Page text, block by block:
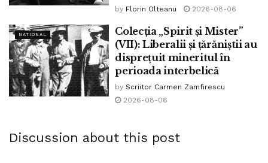
by Florin Olteanu 2026-08-06
NATIONAL
Colecția „Spirit și Mister”
(VII): Liberalii și țărăniștii au
disprețuit mineritul în
perioada interbelică
by Scriitor Carmen Zamfirescu
2026-08-06
Discussion about this post